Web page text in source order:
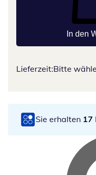
In den
Lieferzeit:Bitte
Sie erhalten 17